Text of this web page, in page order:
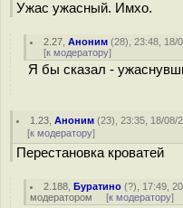
Ужас ужасный. Имхо.
2.27 ,Аноним (28), 23:48, 18/
[к модератору]
Я бы сказал -
1.23 ,Аноним (23), 23:35, 18/08/
[к модератору]
Перестановка кроватей
2.188 ,Буратино (?), 17:49,
модератором [к модератору]